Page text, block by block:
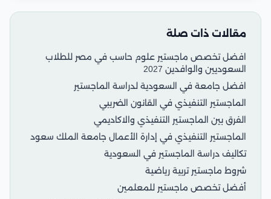
مقالات ذات صلة
افضل تخصص ماجستير علوم حاسب في مصر للطلاب
السعوديين والوافدين 2027
افضل جامعة في السعودية لدراسة الماجستير
الماجستير التنفيذي في القانون الضريبي
الفرق بين الماجستير التنفيذي والاكاديمي
الماجستير التنفيذي في إدارة الأعمال جامعة الملك سعود
تكاليف دراسة الماجستير في السعودية
شروط ماجستير تربية رياضية
أفضل تخصص ماجستير للمعلمين